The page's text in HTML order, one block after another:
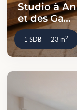
Studio à
et des Ga...
1 SDB 23 m2